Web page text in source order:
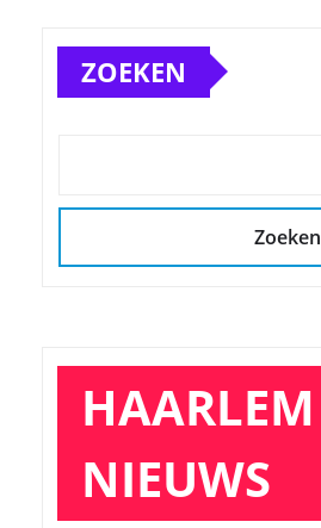
ZOEKEN
Zoeken
HAARLEM
NIEUWS